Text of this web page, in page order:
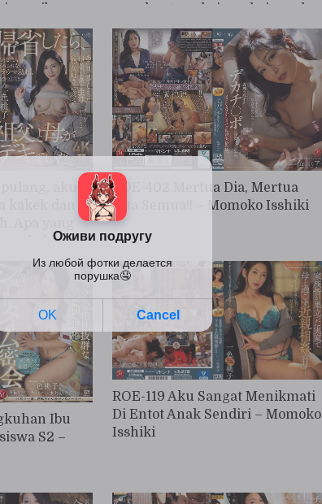
ibu-
yang tak
Isshiki
membuatnya kejang-kejang dan
mencapai orgasme seperti ikan,
berlanjut sampai ia pingsan. -
Momoko Isshiki
aku
kakek dan
Apa yang
seumur
ROE-402 Mertua Dia, Mertua
Kita Semua!! – Momoko Isshiki
Ibu
S2 –
ROE-119 Aku Sangat Menikmati
Di Entot Anak Sendiri – Momoko
Isshiki